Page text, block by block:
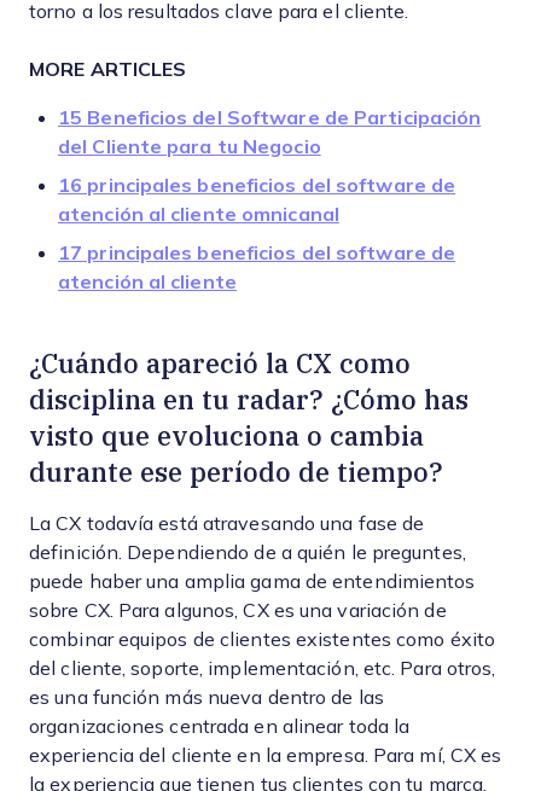
torno a los resultados clave para el cliente.
MORE ARTICLES
15 Beneficios del Software de Participación
del Cliente para tu Negocio
16 principales beneficios del software de
atención al cliente omnicanal
17 principales beneficios del software de
atención al cliente
¿Cuándo apareció la CX como
disciplina en tu radar? ¿Cómo has
visto que evoluciona o cambia
durante ese período de tiempo?
La CX todavía está atravesando una fase de
definición. Dependiendo de a quién le preguntes,
puede haber una amplia gama de entendimientos
sobre CX. Para algunos, CX es una variación de
combinar equipos de clientes existentes como éxito
del cliente, soporte, implementación, etc. Para otros,
es una función más nueva dentro de las
organizaciones centrada en alinear toda la
experiencia del cliente en la empresa. Para mí, CX es
la experiencia que tienen tus clientes con tu marca,